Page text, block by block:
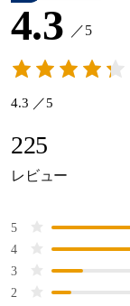
4.3 ／5
4.3 ／5
225
レビュー
5
4
3
2